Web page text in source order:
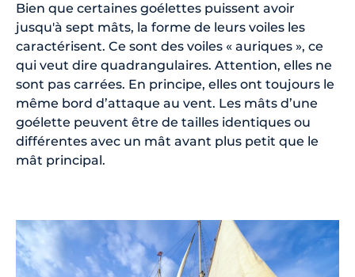
Bien que certaines goélettes puissent avoir
jusqu'à sept mâts, la forme de leurs voiles les
caractérisent. Ce sont des voiles « auriques », ce
qui veut dire quadrangulaires. Attention, elles ne
sont pas carrées. En principe, elles ont toujours le
même bord d’attaque au vent. Les mâts d’une
goélette peuvent être de tailles identiques ou
différentes avec un mât avant plus petit que le
mât principal.